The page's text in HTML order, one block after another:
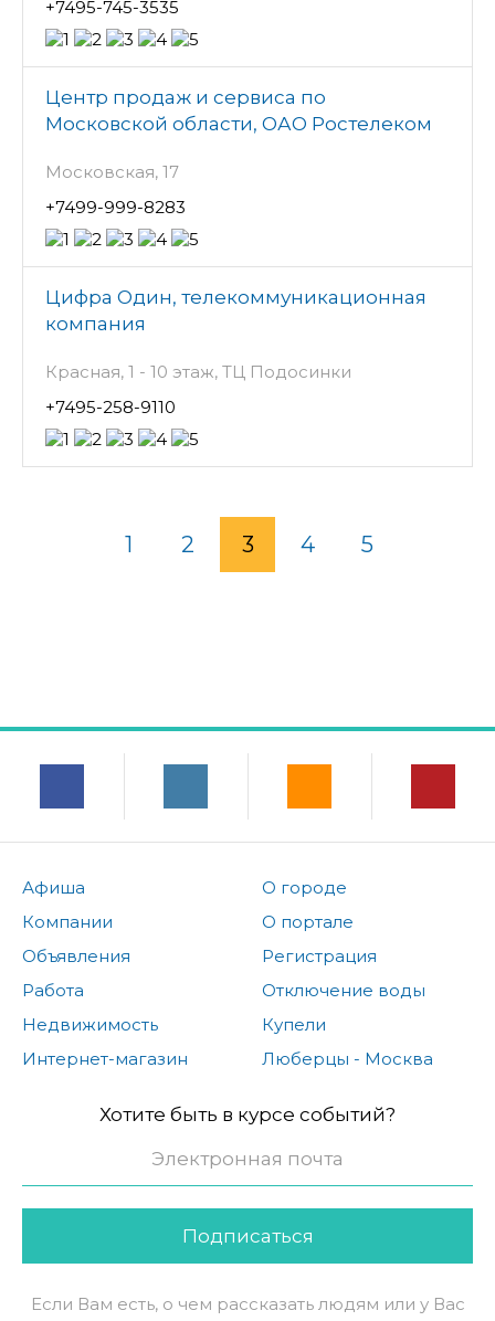
+7495-745-3535
Центр продаж и сервиса по
Московской области, ОАО Ростелеком
Московская, 17
+7499-999-8283
Цифра Один, телекоммуникационная
компания
Красная, 1 - 10 этаж, ТЦ Подосинки
+7495-258-9110
1 2 3 4 5
Афиша
Компании
Объявления
Работа
Недвижимость
Интернет-магазин
О городе
О портале
Регистрация
Отключение воды
Купели
Люберцы - Москва
Хотите быть в курсе событий?
Подписаться
Если Вам есть, о чем рассказать людям или у Вас